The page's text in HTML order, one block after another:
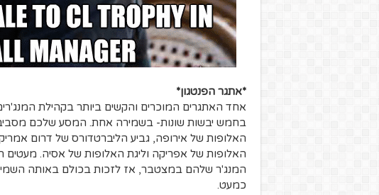
*אתגר הפנטגון*
אחד האתגרים המוכרים והקשים ביותר בקהילת
בחמש יבשות שונות- בשמירה אחת. המסע שלכם מסביב
האלופות של אירופה, גביע הליברטדורס של דרום
האלופות של אפריקה וליגת האלופות של אסיה.
המנג'ר שלהם במצטבר, אז לזכות בכולם באותה
כמעט.